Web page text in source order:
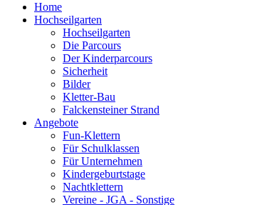
Home
Hochseilgarten
Hochseilgarten
Die Parcours
Der Kinderparcours
Sicherheit
Bilder
Kletter-Bau
Falckensteiner Strand
Angebote
Fun-Klettern
Für Schulklassen
Für Unternehmen
Kindergeburtstage
Nachtklettern
Vereine - JGA - Sonstige